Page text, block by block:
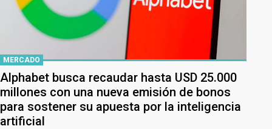
MERCADO
Alphabet busca recaudar hasta USD 25.000
millones con una nueva emisión de bonos
para sostener su apuesta por la inteligencia
artificial